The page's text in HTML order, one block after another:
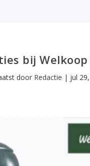
bij
door Redactie | jul